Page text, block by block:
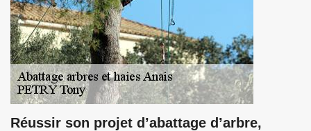
Réussir son projet d’abattage d’arbre,